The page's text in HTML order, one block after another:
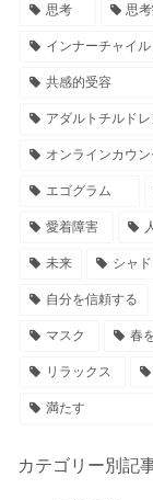
思考 思
インナーチャイル
共感的受容
アダルトチルドレ
オンラインカウ
エゴグラム
愛着障害
未来 シャ
自分を信頼する
マスク 春
リラックス
満たす
カテゴリー別記